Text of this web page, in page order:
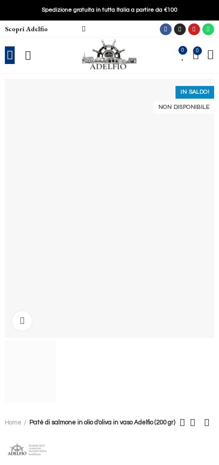
Spedizione gratuita in tutta Italia a partire da €100
Scopri Adelfio
0 0
IN SALDO!
NON DISPONIBILE
Home Patè di salmone in olio d'oliva in vaso Adelfio (200 gr)